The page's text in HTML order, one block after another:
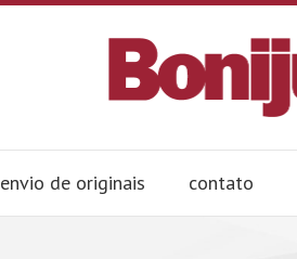
envio de originais contato